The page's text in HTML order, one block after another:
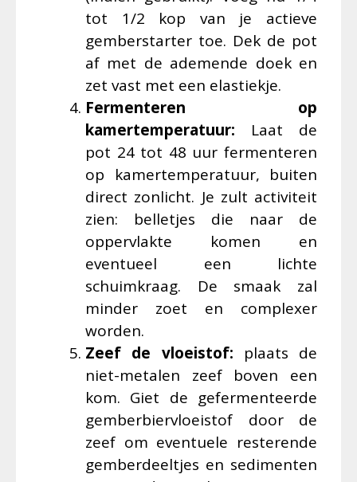
tot 1/2 kop van je actieve
gemberstarter toe. Dek de pot
af met de ademende doek en
zet vast met een elastiekje.
Fermenteren op
kamertemperatuur: Laat de
pot 24 tot 48 uur fermenteren
op kamertemperatuur, buiten
direct zonlicht. Je zult activiteit
zien: belletjes die naar de
oppervlakte komen en
eventueel een lichte
schuimkraag. De smaak zal
minder zoet en complexer
worden.
Zeef de vloeistof: plaats de
niet-metalen zeef boven een
kom. Giet de gefermenteerde
gemberbiervloeistof door de
zeef om eventuele resterende
gemberdeeltjes en sedimenten